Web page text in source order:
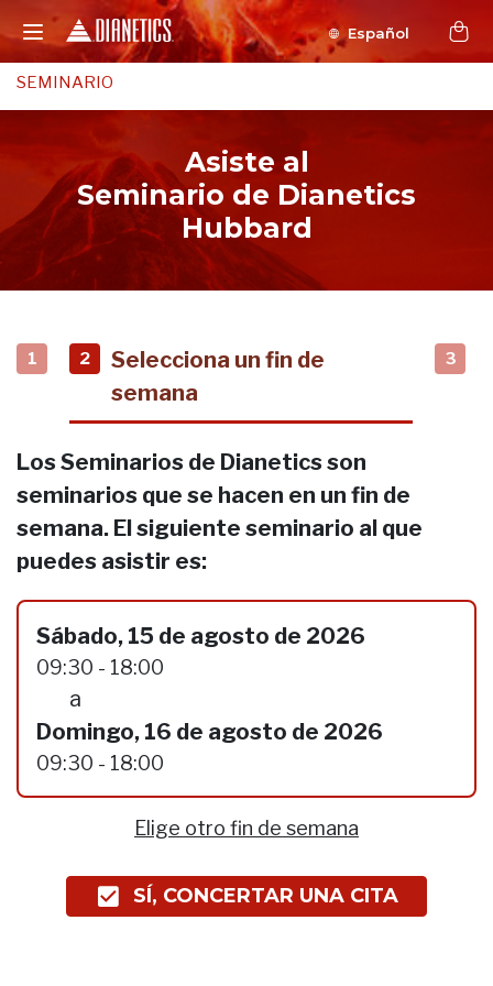
Español
SEMINARIO
Asiste al
Seminario de Dianetics
Hubbard
1 2
Selecciona un fin de
semana
3
Los Seminarios de Dianetics son
seminarios que se hacen en un fin de
semana. El siguiente seminario al que
puedes asistir es:
Sábado, 15 de agosto de 2026
09:30 - 18:00
a
Domingo, 16 de agosto de 2026
09:30 - 18:00
Elige otro fin de semana
SÍ, CONCERTAR UNA CITA